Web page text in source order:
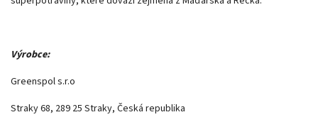
Výrobce:
Greenspol s.r.o
Straky 68, 289 25 Straky, Česká republika